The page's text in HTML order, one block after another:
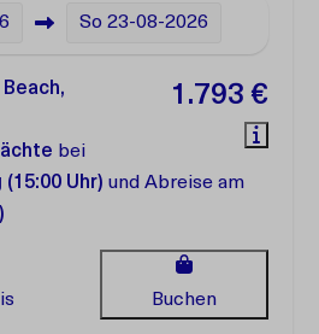
So 23-08-2026
1.793 €
bei
(15:00 Uhr) und Abreise am
Buchen